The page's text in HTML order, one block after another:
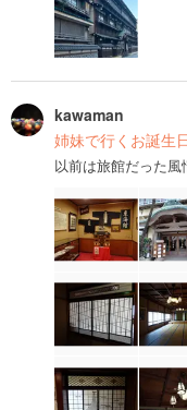
kawaman
姉妹で行くお誕生
以前は旅館だった風